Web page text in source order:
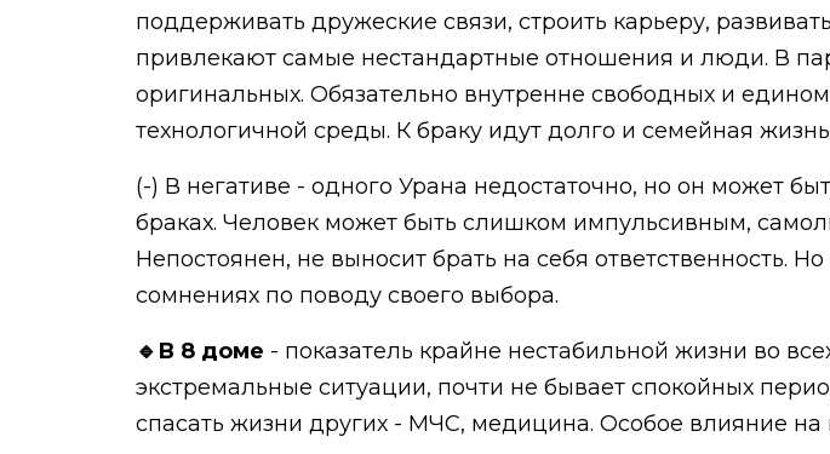
поддерживать дружеские связи, строить карьеру,
привлекают самые нестандартные отношения и люди. В
оригинальных. Обязательно внутренне свободных и
технологичной среды. К браку идут долго и семейная
(-) В негативе - одного Урана недостаточно, но он может
браках. Человек может быть слишком импульсивным,
Непостоянен, не выносит брать на себя ответственность.
сомнениях по поводу своего выбора.
🔹В 8 доме - показатель крайне нестабильной жизни во
экстремальные ситуации, почти не бывает спокойных
спасать жизни других - МЧС, медицина. Особое влияние